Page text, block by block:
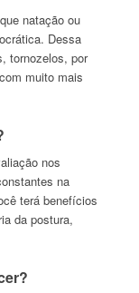
natação ou
Dessa
tornozelos, por
muito mais
nos
na
terá benefícios
da postura,